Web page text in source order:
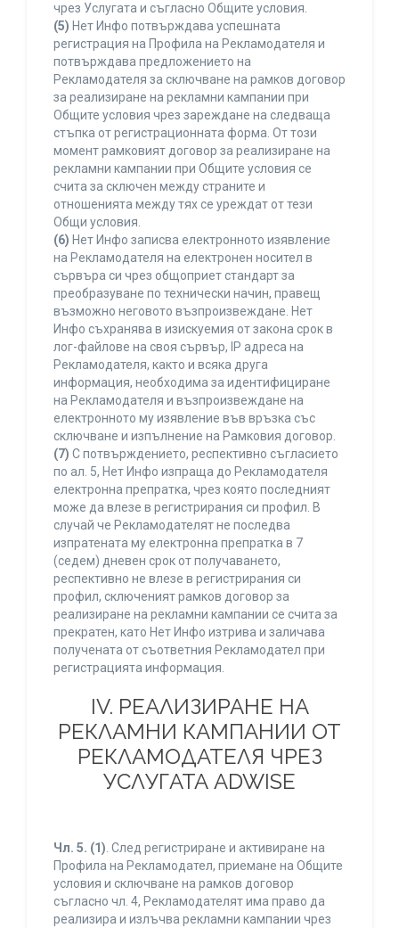
чрез Услугата и съгласно Общите условия.
(5) Нет Инфо потвърждава успешната
регистрация на Профила на Рекламодателя и
потвърждава предложението на
Рекламодателя за сключване на рамков договор
за реализиране на рекламни кампании при
Общите условия чрез зареждане на следваща
стъпка от регистрационната форма. От този
момент рамковият договор за реализиране на
рекламни кампании при Общите условия се
счита за сключен между страните и
отношенията между тях се уреждат от тези
Общи условия.
(6) Нет Инфо записва електронното изявление
на Рекламодателя на електронен носител в
сървъра си чрез общоприет стандарт за
преобразуване по технически начин, правещ
възможно неговото възпроизвеждане. Нет
Инфо съхранява в изискуемия от закона срок в
лог-файлове на своя сървър, IP адреса на
Рекламодателя, както и всяка друга
информация, необходима за идентифициране
на Рекламодателя и възпроизвеждане на
електронното му изявление във връзка със
сключване и изпълнение на Рамковия договор.
(7) С потвърждението, респективно съгласието
по ал. 5, Нет Инфо изпраща до Рекламодателя
електронна препратка, чрез която последният
може да влезе в регистрирания си профил. В
случай че Рекламодателят не последва
изпратената му електронна препратка в 7
(седем) дневен срок от получаването,
респективно не влезе в регистрирания си
профил, сключеният рамков договор за
реализиране на рекламни кампании се счита за
прекратен, като Нет Инфо изтрива и заличава
получената от съответния Рекламодател при
регистрацията информация.
IV. РЕАЛИЗИРАНЕ НА
РЕКЛАМНИ КАМПАНИИ ОТ
РЕКЛАМОДАТЕЛЯ ЧРЕЗ
УСЛУГАТА ADWISE
Чл. 5. (1). След регистриране и активиране на
Профила на Рекламодател, приемане на Общите
условия и сключване на рамков договор
съгласно чл. 4, Рекламодателят има право да
реализира и излъчва рекламни кампании чрез